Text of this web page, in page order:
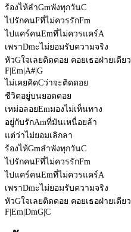
ร้องไห้ลำGmพังทุกวันC
ไปรักคนFที่ไม่ควรรักFm
ไปแคร์คนEmที่ไม่ควรแคร์A
เพราDmะไม่ยอมรับความจริง
หัวGใจเลยติดดอย คอยเธอฝ่ายเดียว
F Em A# G
ไม่เคยคิดCว่าจะติดดอย
ชีวิตอยู่บนยอดดอย
เหม่อลอยEmมองไม่เห็นทาง
อยู่กับรักAmที่มันเหนื่อยล้า
แต่ว่าไม่ยอมเลิกลา
ร้องไห้GmลำพังทุกวันC
ไปรักคนFที่ไม่ควรรักFm
ไปแคร์คนEmที่ไม่ควรแคร์A
เพราDmะไม่ยอมรับความจริง
หัวGใจเลยติดดอย คอยเธอฝ่ายเดียว
F Em DmG C